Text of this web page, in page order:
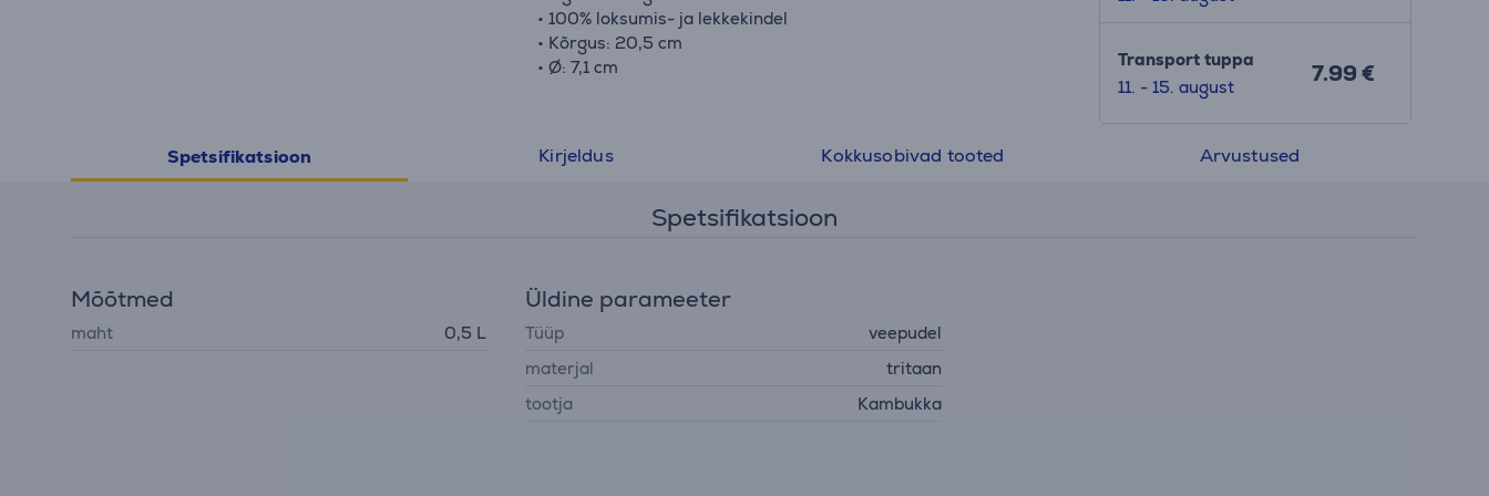
• 100% loksumis- ja lekkekindel
• Kõrgus: 20,5 cm
• Ø: 7,1 cm
Transport tuppa
11. - 15. august
7.99 €
Spetsifikatsioon Kirjeldus Kokkusobivad tooted Arvustused
Spetsifikatsioon
Mõõtmed
maht 0,5 L
Üldine parameeter
Tüüp
veepudel
materjal
tritaan
tootja
Kambukka